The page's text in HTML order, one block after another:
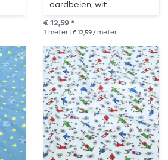
aardbeien, wit
€ 12,59 *
1 meter | € 12,59 / meter